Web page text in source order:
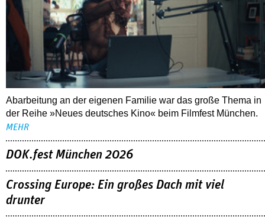
Abarbeitung an der eigenen Familie war das große Thema in
der Reihe »Neues deutsches Kino« beim Filmfest München.
MEHR
DOK.fest München 2026
Crossing Europe: Ein großes Dach mit viel
drunter